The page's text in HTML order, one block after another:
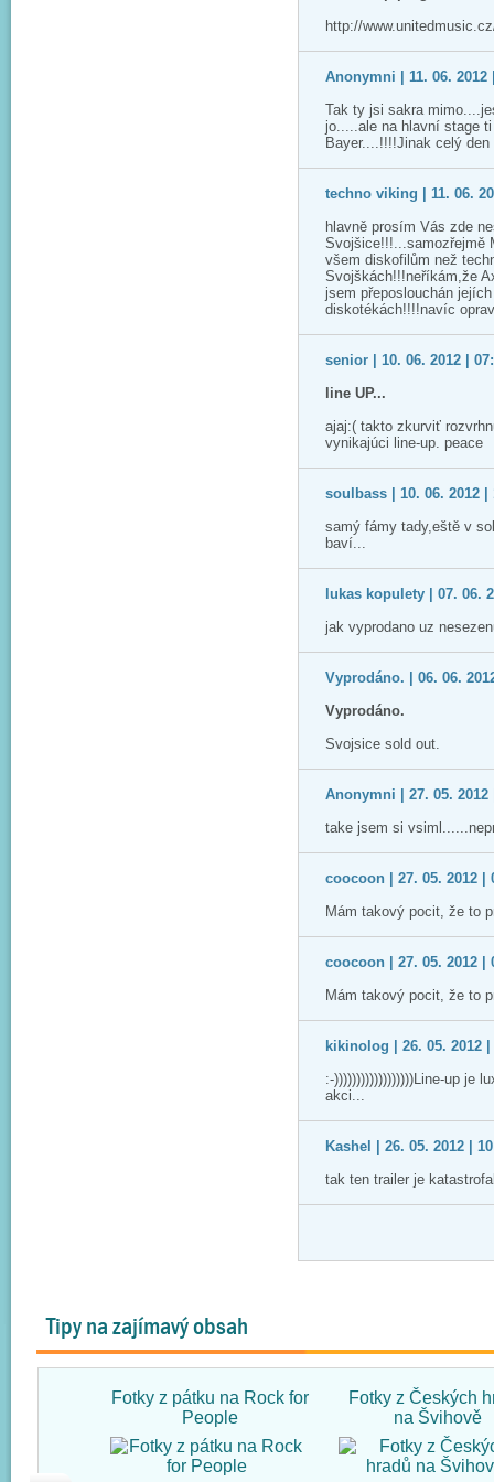
http://
Anonymni | 11. 06. 2012
Tak ty jsi sakra
jo.....ale na hlavní stage
Bayer....!!!!Jinak celý
techno viking | 11. 06.
hlavně prosím Vás zde
Svojšice!!!...samozřejmě
všem diskofilům než
Svojškách!!!neříkám,že
jsem přeposlouchán
diskotékách!!!!navíc
senior | 10. 06. 2012 |
line UP...
ajaj:( takto zkurviť
vynikajúci line-up. peace
soulbass | 10. 06. 2012 |
samý fámy tady,eště v
baví...
lukas kopulety | 07. 06.
jak vyprodano uz
Vyprodáno. | 06. 06.
Vyprodáno.
Svojsice sold out.
Anonymni | 27. 05. 2012
take jsem si
coocoon | 27. 05. 2012 |
Mám takový pocit, že to
coocoon | 27. 05. 2012 |
Mám takový pocit, že to
kikinolog | 26. 05. 2012 |
:-))))))))))))))))))Line-up je
akci...
Kashel | 26. 05. 2012 |
tak ten trailer je
Tipy na zajímavý obsah
Fotky z pátku na Rock for
People
Fotky z Českých
na Švihově